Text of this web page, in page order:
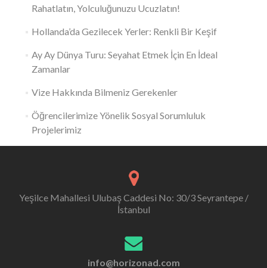
Rahatlatın, Yolculuğunuzu Ucuzlatın!
Hollanda’da Gezilecek Yerler: Renkli Bir Keşif
Ay Ay Dünya Turu: Seyahat Etmek İçin En İdeal
Zamanlar
Vize Hakkında Bilmeniz Gerekenler
Öğrencilerimize Yönelik Sosyal Sorumluluk
Projelerimiz
Yeşilce Mahallesi Ulubaş Caddesi No: 30/3 Seyrantepe /
İstanbul
info@horizonad.com